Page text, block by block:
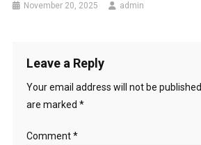
November 20, 2025 admin
Leave a Reply
Your email address will not be published.
are marked *
Comment*